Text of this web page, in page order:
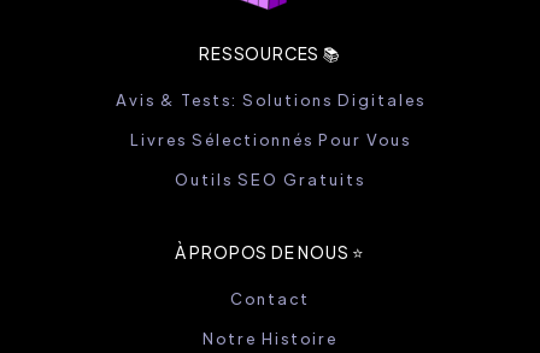
RESSOURCES 📚
Avis & Tests: Solutions Digitales
Livres Sélectionnés Pour Vous
Outils SEO Gratuits
À PROPOS DE NOUS ⭐️
Contact
Notre Histoire